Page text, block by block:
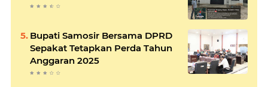
Bupati Samosir Bersama DPRD
Sepakat Tetapkan Perda Tahun
Anggaran 2025